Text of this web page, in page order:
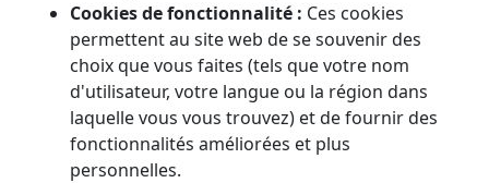
Cookies de fonctionnalité : Ces cookies
permettent au site web de se souvenir des
choix que vous faites (tels que votre nom
d'utilisateur, votre langue ou la région dans
laquelle vous vous trouvez) et de fournir des
fonctionnalités améliorées et plus
personnelles.